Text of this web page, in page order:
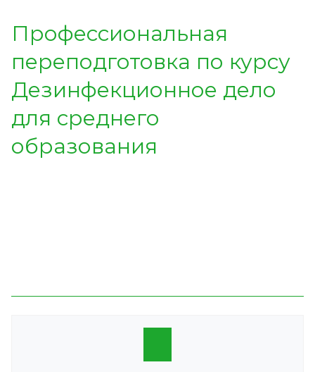
Профессиональная
переподготовка по курсу
Дезинфекционное дело
для среднего
образования